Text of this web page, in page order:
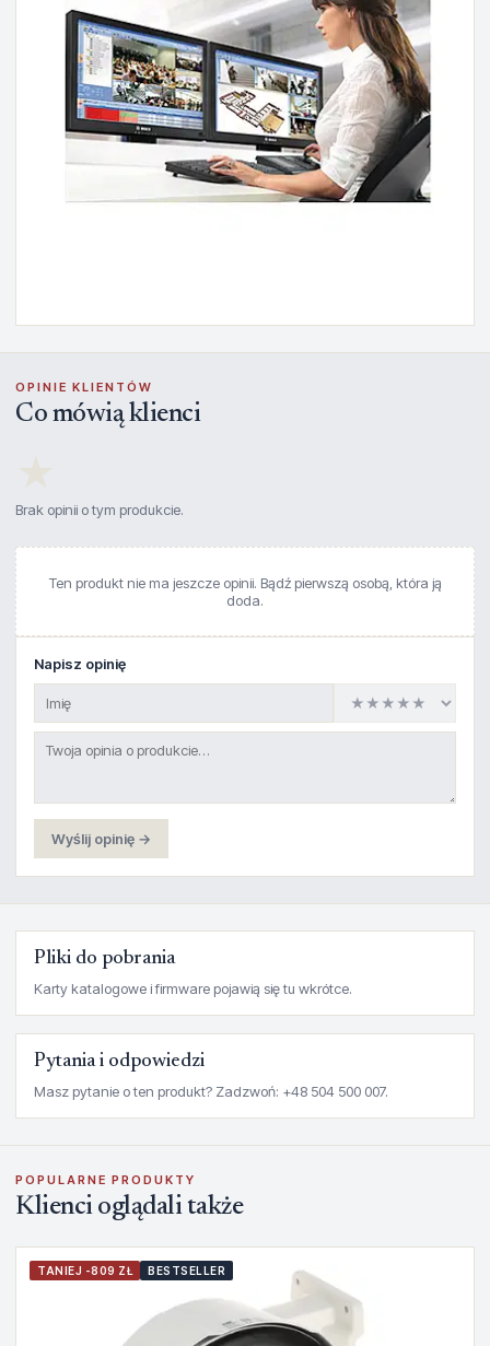
OPINIE KLIENTÓW
Co mówią klienci
Brak opinii o tym produkcie.
Ten produkt nie ma jeszcze opinii. Bądź pierwszą osobą, która ją
doda.
Napisz opinię
Wyślij opinię →
Pliki do pobrania
Karty katalogowe i firmware pojawią się tu wkrótce.
Pytania i odpowiedzi
Masz pytanie o ten produkt? Zadzwoń: +48 504 500 007.
POPULARNE PRODUKTY
Klienci oglądali także
TANIEJ -809 ZŁ BESTSELLER